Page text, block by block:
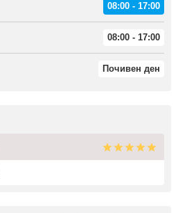
08:00 - 17:00
08:00 - 17:00
Почивен ден